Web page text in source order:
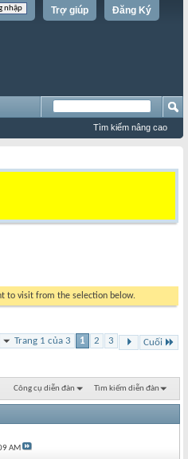
Đăng Ký
Trợ giúp
Tìm kiếm nâng cao
to visit from the selection below.
Trang 1 của 3 1 2 3 Cuối
Công cụ diễn đàn Tìm kiếm diễn đàn
AM